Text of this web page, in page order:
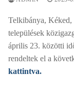
Telkibánya,
települések
április 23. közötti
rendeltek el a
kattintva.